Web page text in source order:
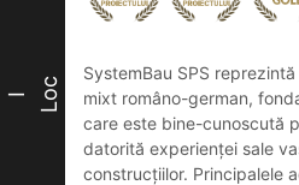
I Loc
SystemBau SPS
mixt româno-german,
care este bine-cunoscută
datorită experienței sale
construcțiilor. Principalele